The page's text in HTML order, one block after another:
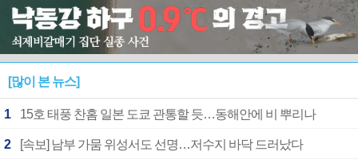
[많이 본 뉴스]
1 15호 태풍 찬홈 일본 도쿄 관통할 듯…동해안에 비 뿌리나
2 [속보] 남부 가뭄 위성서도 선명…저수지 바닥 드러났다